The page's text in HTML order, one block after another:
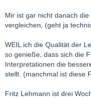
Mir ist gar nicht danach
vergleichen, (geht ja
WEIL ich die Qualität der
so genieße, dass sich die
Interpretationen die
stellt. (manchmal ist diese
Fritz Lehmann ist drei